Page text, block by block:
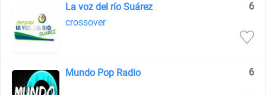
La voz del río Suárez
6
crossover
Mundo Pop Radio 6